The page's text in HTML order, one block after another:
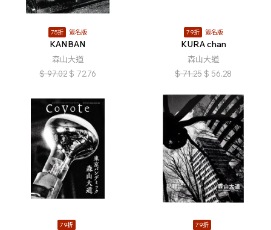
75折 簽名版
KANBAN
森山大道
$ 97.02 $ 72.76
79折 簽名版
KURA chan
森山大道
$ 71.25 $ 56.28
79折 79折